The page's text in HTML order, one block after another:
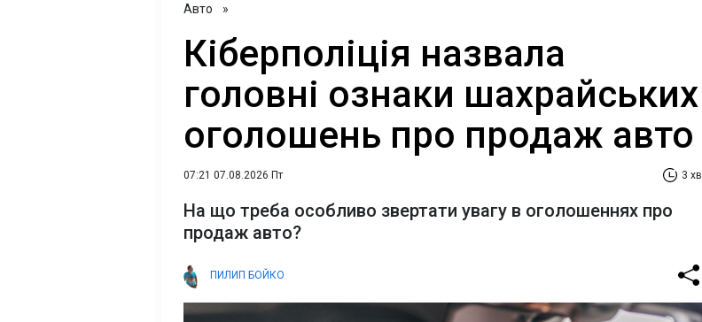
Авто »
Кіберполіція назвала
головні ознаки шахрайських
оголошень про продаж авто
07:21 07.08.2026 Пт 3 хв
На що треба особливо звертати увагу в оголошеннях про
продаж авто?
ПИЛИП БОЙКО